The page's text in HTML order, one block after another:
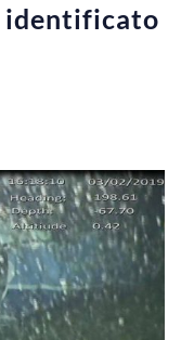
identificato